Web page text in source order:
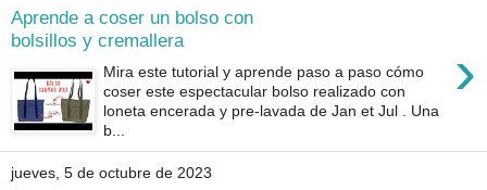
Aprende a coser un bolso con
bolsillos y cremallera
›
Mira este tutorial y aprende paso a paso cómo
coser este espectacular bolso realizado con
loneta encerada y pre-lavada de Jan et Jul . Una
b...
jueves, 5 de octubre de 2023